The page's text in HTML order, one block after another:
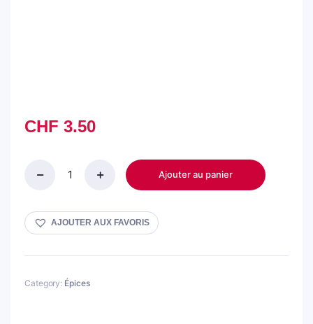
CHF 3.50
Ajouter au panier
AJOUTER AUX FAVORIS
Category: Épices